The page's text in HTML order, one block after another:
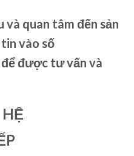
và quan tâm đến sản
vào số
được tư vấn và